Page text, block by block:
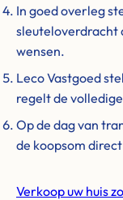
In goed overleg
sleuteloverdracht
wensen.
Leco Vastgoed
regelt de
Op de dag van
de koopsom
Verkoop uw huis